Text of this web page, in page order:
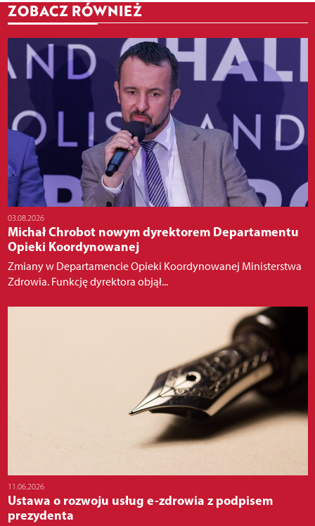
ZOBACZ RÓWNIEŻ
03.08.2026
Michał Chrobot nowym dyrektorem Departamentu
Opieki Koordynowanej
Zmiany w Departamencie Opieki Koordynowanej Ministerstwa
Zdrowia. Funkcję dyrektora objął...
11.06.2026
Ustawa o rozwoju usług e-zdrowia z podpisem
prezydenta